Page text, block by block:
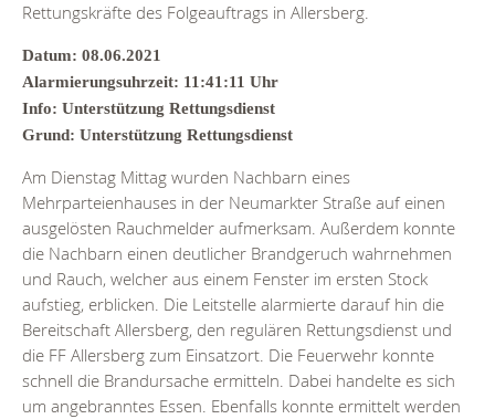
Rettungskräfte des Folgeauftrags in Allersberg.
Datum: 08.06.2021
Alarmierungsuhrzeit: 11:41:11 Uhr
Info: Unterstützung Rettungsdienst
Grund: Unterstützung Rettungsdienst
Am Dienstag Mittag wurden Nachbarn eines
Mehrparteienhauses in der Neumarkter Straße auf einen
ausgelösten Rauchmelder aufmerksam. Außerdem konnte
die Nachbarn einen deutlicher Brandgeruch wahrnehmen
und Rauch, welcher aus einem Fenster im ersten Stock
aufstieg, erblicken. Die Leitstelle alarmierte darauf hin die
Bereitschaft Allersberg, den regulären Rettungsdienst und
die FF Allersberg zum Einsatzort. Die Feuerwehr konnte
schnell die Brandursache ermitteln. Dabei handelte es sich
um angebranntes Essen. Ebenfalls konnte ermittelt werden